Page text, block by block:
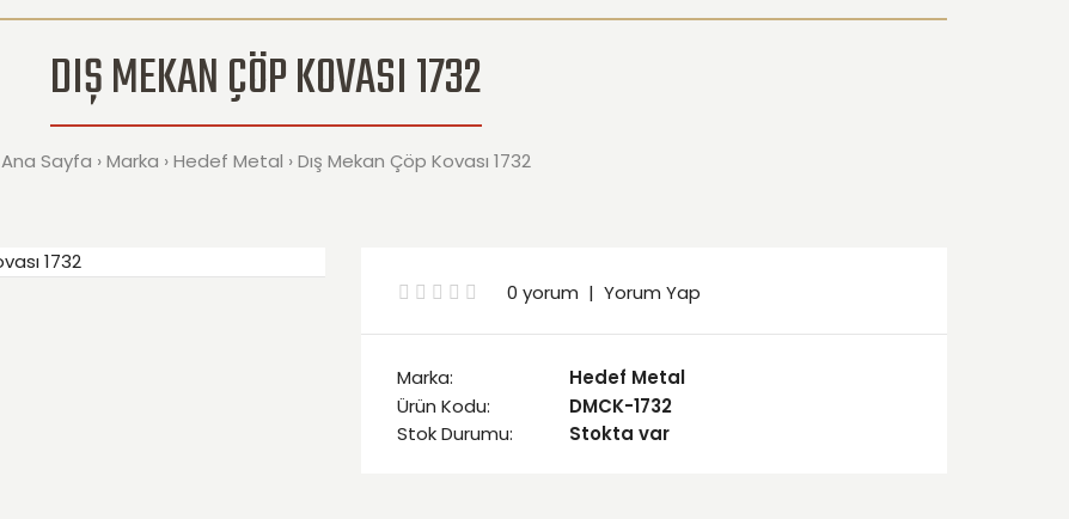
DIŞ MEKAN ÇÖP KOVASI 1732
Ana Sayfa Marka Hedef Metal Dış Mekan Çöp Kovası 1732
0 yorum | Yorum Yap
Marka:
Hedef Metal
Ürün Kodu:
DMCK-1732
Stok Durumu:
Stokta var